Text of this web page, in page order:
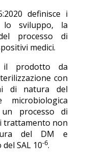
definisce i
lo sviluppo, la
processo di
medici.
il prodotto da
con
di natura del
microbiologica
processo di
trattamento non
del DM e
SAL 10-6.